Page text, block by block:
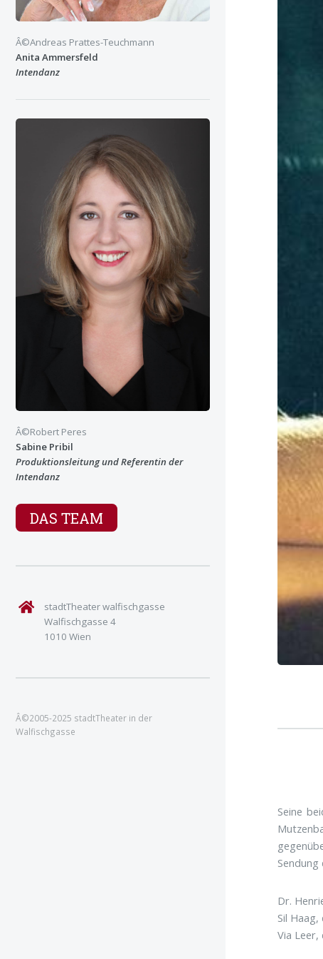
Seine
Sendung
Dr.
Sil
Via Leer,
Â©Andreas Prattes-Teuchmann
Anita Ammersfeld
Intendanz
Â©Robert Peres
Sabine Pribil
Produktionsleitung und Referentin der
Intendanz
DAS TEAM
stadtTheater walfischgasse
Walfischgasse 4
1010 Wien
Â©2005-2025 stadtTheater in der
Walfischgasse